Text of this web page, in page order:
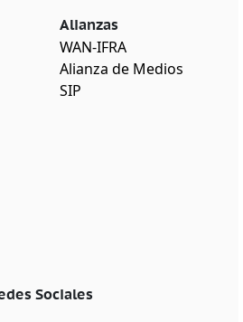
Alianzas
WAN-IFRA
Alianza de Medios
SIP
Sociales